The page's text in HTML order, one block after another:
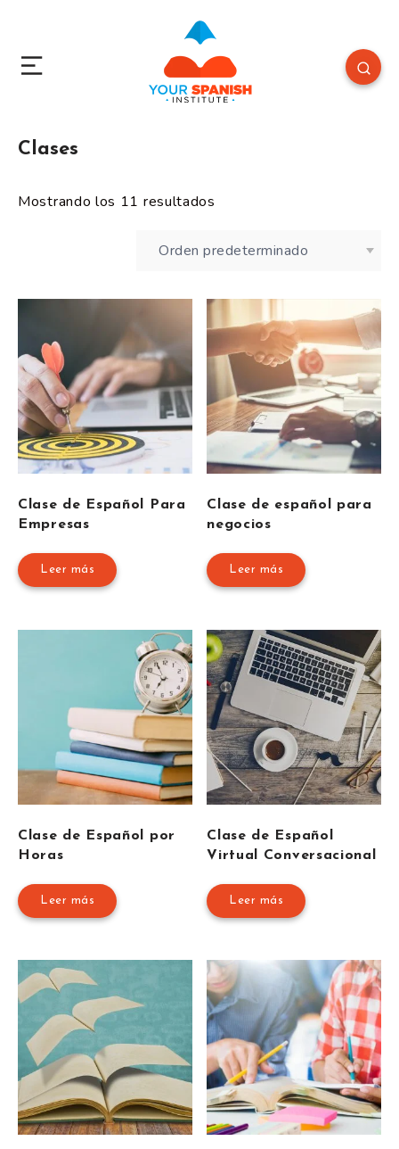
Clases
Mostrando los 11 resultados
Clase de Español Para
Empresas
Leer más
Clase de español para
negocios
Leer más
Clase de Español por
Horas
Leer más
Clase de Español
Virtual Conversacional
Leer más